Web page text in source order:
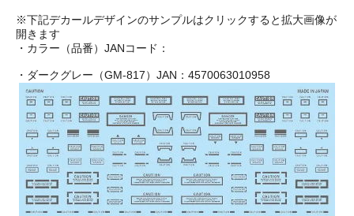
※下記デカールデザインのサンプルはクリックすると拡大画像が
開きます
・カラー（品番）JANコード：
・ダークグレー（GM-817）JAN：4570063010958